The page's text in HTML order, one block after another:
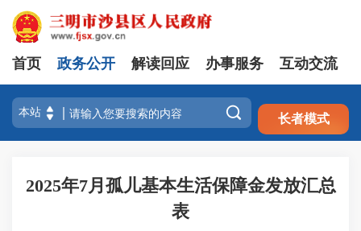
注册 登录
首页 政务公开 解读回应 办事服务 互动交流
 长者模式
2025年7月孤儿基本生活保障金发放汇总
表